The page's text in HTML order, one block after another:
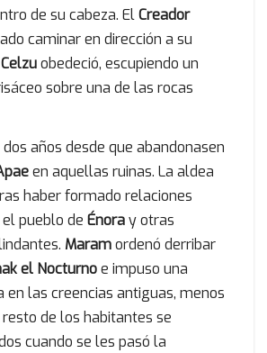
de su cabeza. ElCreador
caminar en dirección a su
Celzuobedeció, escupiendo un
sobre una de las rocas
años desde que abandonasen
en aquellas ruinas. La aldea
haber formado relaciones
pueblo de Énoray otras
Maramordenó derribar
el Nocturnoe impuso una
en las creencias antiguas, menos
de los habitantes se
cuando se les pasó la